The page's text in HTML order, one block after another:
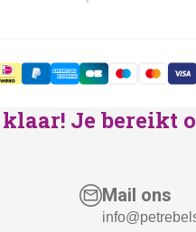
Je bereikt
Mail ons